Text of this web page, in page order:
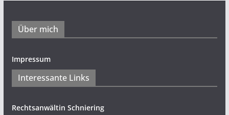
Über mich
Impressum
Interessante Links
Rechtsanwältin Schniering